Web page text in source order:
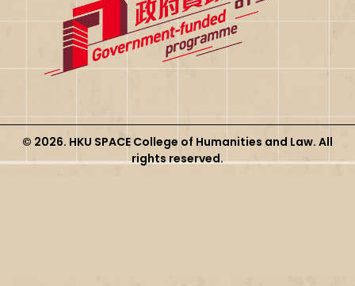
© 2026. HKU SPACE College of Humanities and Law. All
rights reserved.